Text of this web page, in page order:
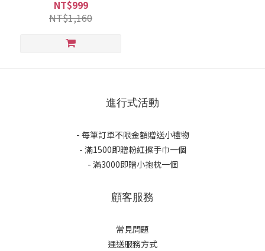
NT$999
NT$1,160
進行式活動
- 每筆訂單不限金額贈送小禮物
- 滿1500即贈粉紅擦手巾一個
- 滿3000即贈小抱枕一個
顧客服務
常見問題
運送服務方式